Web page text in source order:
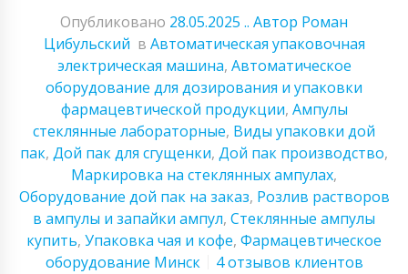
Опубликовано 28.05.2025 .. Автор Роман
Цибульский в Автоматическая упаковочная
электрическая машина, Автоматическое
оборудование для дозирования и упаковки
фармацевтической продукции, Ампулы
стеклянные лабораторные, Виды упаковки дой
пак, Дой пак для сгущенки, Дой пак производство,
Маркировка на стеклянных ампулах,
Оборудование дой пак на заказ, Розлив растворов
в ампулы и запайки ампул, Стеклянные ампулы
купить, Упаковка чая и кофе, Фармацевтическое
оборудование Минск
4 отзывов клиентов